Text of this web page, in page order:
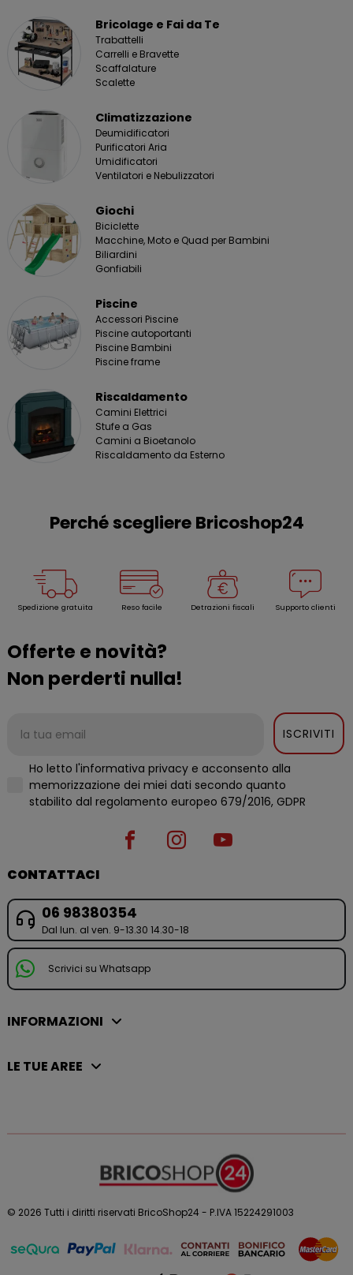
Bricolage e Fai da Te
Trabattelli
Carrelli e Bravette
Scaffalature
Scalette
Climatizzazione
Deumidificatori
Purificatori Aria
Umidificatori
Ventilatori e Nebulizzatori
Giochi
Biciclette
Macchine, Moto e Quad per Bambini
Biliardini
Gonfiabili
Piscine
Accessori Piscine
Piscine autoportanti
Piscine Bambini
Piscine frame
Riscaldamento
Camini Elettrici
Stufe a Gas
Camini a Bioetanolo
Riscaldamento da Esterno
Perché scegliere Bricoshop24
Spedizione gratuita Reso facile Detrazioni fiscali Supporto clienti
Offerte e novità?
Non perderti nulla!
ISCRIVITI
Ho letto l'informativa privacy e acconsento alla
memorizzazione dei miei dati secondo quanto
stabilito dal regolamento europeo 679/2016, GDPR
CONTATTACI
06 98380354
Dal lun. al ven. 9-13.30 14.30-18
Scrivici su Whatsapp
INFORMAZIONI
LE TUE AREE
© 2026 Tutti i diritti riservati BricoShop24 - P.IVA 15224291003